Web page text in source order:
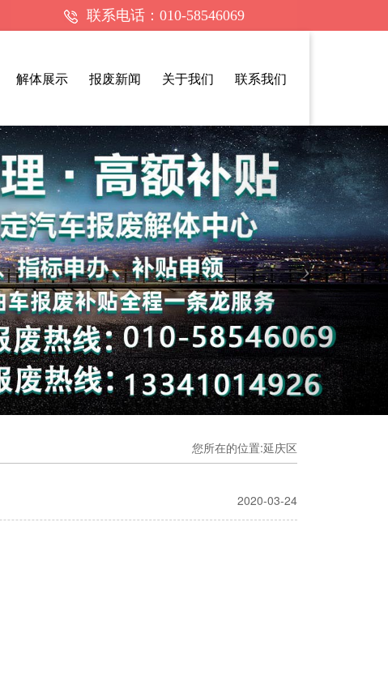
联系电话：010-58546069
解体展示 报废新闻 关于我们 联系我们
您所在的位置:延庆区
2020-03-24